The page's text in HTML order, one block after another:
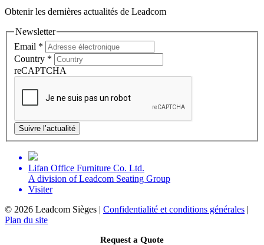
Obtenir les dernières actualités de Leadcom
Newsletter
Email *
Country *
reCAPTCHA
Suivre l’actualité
Lifan Office Furniture Co. Ltd.
A division of Leadcom Seating Group
Visiter
© 2026 Leadcom Sièges | Confidentialité et conditions générales |
Plan du site
Request a Quote